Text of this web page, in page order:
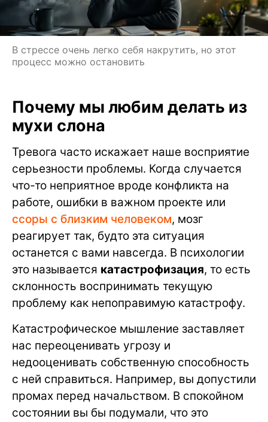
В стрессе очень легко себя накрутить, но этот
процесс можно остановить
Почему мы любим делать из
мухи слона
Тревога часто искажает наше восприятие
серьезности проблемы. Когда случается
что-то неприятное вроде конфликта на
работе, ошибки в важном проекте или
ссоры с близким человеком, мозг
реагирует так, будто эта ситуация
останется с вами навсегда. В психологии
это называется катастрофизация, то есть
склонность воспринимать текущую
проблему как непоправимую катастрофу.
Катастрофическое мышление заставляет
нас переоценивать угрозу и
недооценивать собственную способность
с ней справиться. Например, вы допустили
промах перед начальством. В спокойном
состоянии вы бы подумали, что это